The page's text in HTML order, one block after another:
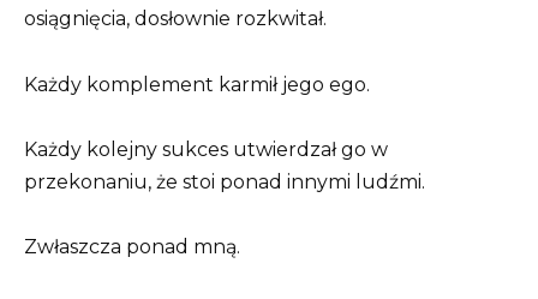
osiągnięcia, dosłownie rozkwitał.
Każdy komplement karmił jego ego.
Każdy kolejny sukces utwierdzał go w
przekonaniu, że stoi ponad innymi ludźmi.
Zwłaszcza ponad mną.